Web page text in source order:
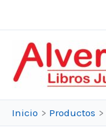
contenido
Inicio Productos